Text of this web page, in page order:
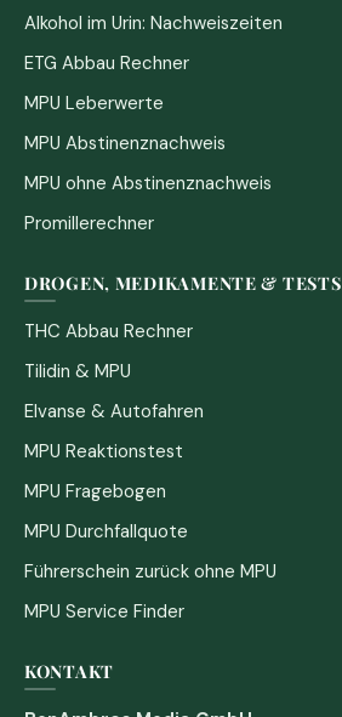
Alkohol im Urin: Nachweiszeiten
ETG Abbau Rechner
MPU Leberwerte
MPU Abstinenznachweis
MPU ohne Abstinenznachweis
Promillerechner
DROGEN, MEDIKAMENTE & TESTS
THC Abbau Rechner
Tilidin & MPU
Elvanse & Autofahren
MPU Reaktionstest
MPU Fragebogen
MPU Durchfallquote
Führerschein zurück ohne MPU
MPU Service Finder
KONTAKT